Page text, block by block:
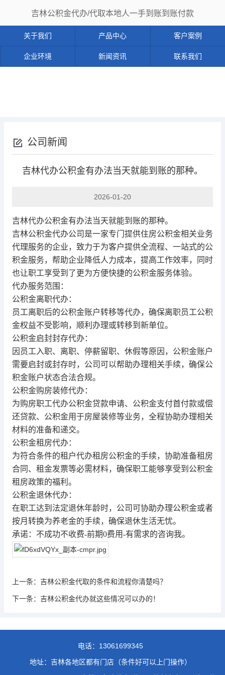
吉林公积金代办/代取本地人一手到账到账付款
关于我们 产品中心 客户案例
企业环境 新闻资讯 联系我们
公司新闻
吉林代办公积金有办法当天就能到账的那种。
2026-01-20
吉林代办公积金有办法当天就能到账的那种。
吉林公积金代办公司是一家专门提供住房公积金相关业务
代理服务的企业，致力于为客户提供全流程、一站式的公
积金服务，帮助企业降低人力成本，提高工作效率，同时
也让职工享受到了更为方便快捷的公积金服务体验。
代办服务范围：
公积金离职代办：
员工离职后的公积金账户转移等代办，确保离职员工公积
金权益不受影响，顺利办理或转移到新单位。
公积金启封封存代办：
因员工入职、离职、停薪留职、休假等原因，公积金账户
需要启封或封存时，公司可以帮助办理相关手续，确保公
积金账户状态合法合规。
公积金购房装修代办：
为购房职工代办公积金贷款申请、公积金支付首付款或偿
还贷款、公积金用于房屋装修等业务，全程协助办理相关
材料的准备和递交。
公积金租房代办：
为符合条件的租户代办租房公积金的手续，协助准备租房
合同、租金发票等必需材料，确保职工能够享受到公积金
租房政策的福利。
公积金退休代办：
在职工达到法定退休年龄时，公司可协助办理公积金或者
按月转换为养老金的手续，确保退休生活无忧。
承诺：不成功不收费-前期0费用-有需求的咨询我。
上一条： 吉林公积金代取的条件和流程你清楚吗？
下一条： 吉林公积金代办就这些情况可以办的！
电话： 13061699345
地址：吉林各地区都有门店（条件好可以上门操作）